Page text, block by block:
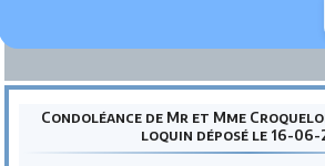
Condoléance de Mr et Mme
loquin déposé le 16-06-